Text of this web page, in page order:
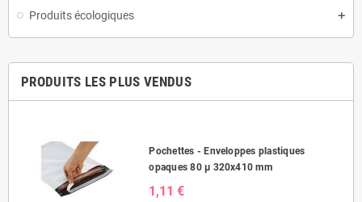
Produits écologiques
PRODUITS LES PLUS VENDUS
Pochettes - Enveloppes plastiques
opaques 80 µ 320x410 mm
1,11 €